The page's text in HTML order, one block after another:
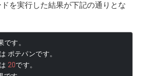
ドを実行した結果が下記の通りとな
です。
ポテパンです。
20です。